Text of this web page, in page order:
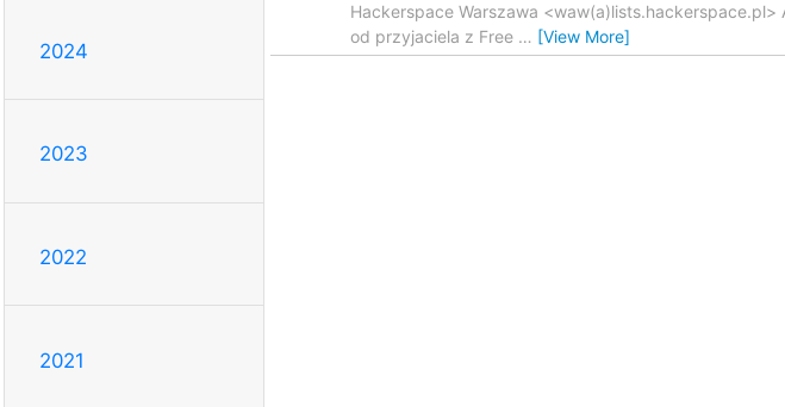
2024
2023
2022
2021
Hackerspace Warszawa
od przyjaciela z Free … [View More]